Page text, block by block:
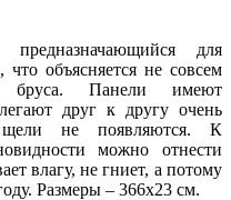
для
объясняется не совсем
бруса. Панели имеют
друг к другу очень
не появляются. К
можно отнести
влагу, не гниет, а потому
Размеры – 366х23 см.